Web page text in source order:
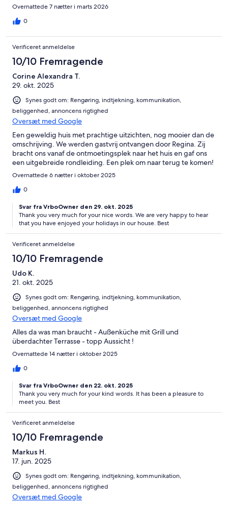
Overnattede 7 nætter i marts 2026
0
Verificeret anmeldelse
10/10 Fremragende
Corine Alexandra T.
29. okt. 2025
Synes godt om: Rengøring, indtjekning, kommunikation,
beliggenhed, annoncens rigtighed
Oversæt med Google
Een geweldig huis met prachtige uitzichten, nog mooier dan de
omschrijving. We werden gastvrij ontvangen door Regina. Zij
bracht ons vanaf de ontmoetingsplek naar het huis en gaf ons
een uitgebreide rondleiding. Een plek om naar terug te komen!
Overnattede 6 nætter i oktober 2025
0
Svar fra VrboOwner den 29. okt. 2025
Thank you very much for your nice words. We are very happy to hear
that you have enjoyed your holidays in our house. Best
Verificeret anmeldelse
10/10 Fremragende
Udo K.
21. okt. 2025
Synes godt om: Rengøring, indtjekning, kommunikation,
beliggenhed, annoncens rigtighed
Oversæt med Google
Alles da was man braucht - Außenküche mit Grill und
überdachter Terrasse - topp Aussicht !
Overnattede 14 nætter i oktober 2025
0
Svar fra VrboOwner den 22. okt. 2025
Thank you very much for your kind words. It has been a pleasure to
meet you. Best
Verificeret anmeldelse
10/10 Fremragende
Markus H.
17. jun. 2025
Synes godt om: Rengøring, indtjekning, kommunikation,
beliggenhed, annoncens rigtighed
Oversæt med Google